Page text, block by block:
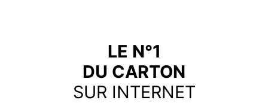
LE N°1
DU CARTON
SUR INTERNET